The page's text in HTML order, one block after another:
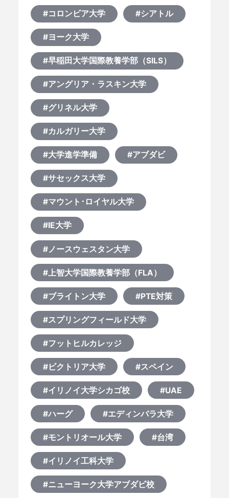
#コロンビア大学 #シアトル
#ヨーク大学
#早稲田大学国際教養学部（SILS）
#アングリア・ラスキン大学
#グリネル大学
#カルガリー大学
#大学進学準備 #アブダビ
#サセックス大学
#マウント･ロイヤル大学
#IE大学
#ノースウェスタン大学
#上智大学国際教養学部（FLA）
#ブライトン大学 #PTE対策
#スプリングフィールド大学
#フットヒルカレッジ
#ビクトリア大学 #スペイン
#イリノイ大学シカゴ校 #UAE
#ハーグ #エディンバラ大学
#モントリオール大学 #台湾
#イリノイ工科大学
#ニューヨーク大学アブダビ校